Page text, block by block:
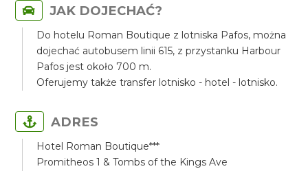
JAK DOJECHAĆ?
Do hotelu Roman Boutique z lotniska Pafos, można
dojechać autobusem linii 615, z przystanku Harbour
Pafos jest około 700 m.
Oferujemy także transfer lotnisko - hotel - lotnisko.
ADRES
Hotel Roman Boutique***
Promitheos 1 & Tombs of the Kings Ave